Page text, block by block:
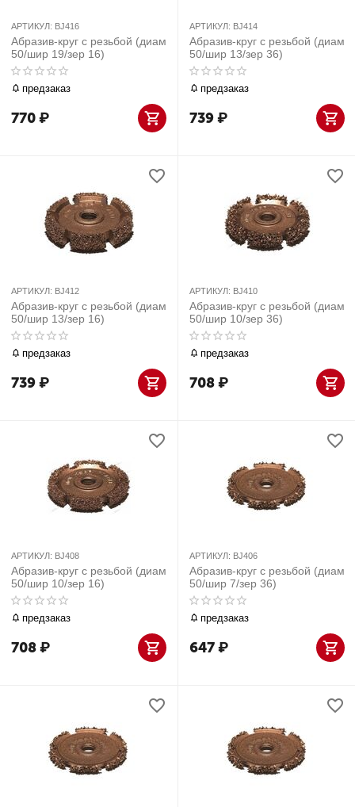
АРТИКУЛ: BJ416
Абразив-круг с резьбой (диам
50/шир 19/зер 16)
предзаказ
770₽
АРТИКУЛ: BJ414
Абразив-круг с резьбой (диам
50/шир 13/зер 36)
предзаказ
739₽
АРТИКУЛ: BJ412
Абразив-круг с резьбой (диам
50/шир 13/зер 16)
предзаказ
739₽
АРТИКУЛ: BJ410
Абразив-круг с резьбой (диам
50/шир 10/зер 36)
предзаказ
708₽
АРТИКУЛ: BJ408
Абразив-круг с резьбой (диам
50/шир 10/зер 16)
предзаказ
708₽
АРТИКУЛ: BJ406
Абразив-круг с резьбой (диам
50/шир 7/зер 36)
предзаказ
647₽